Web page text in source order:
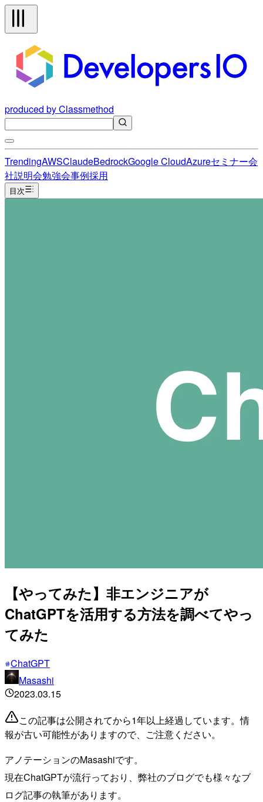
produced by Classmethod
TrendingAWSClaudeBedrockGoogle CloudAzureセミナー会
社説明会勉強会事例採用
目次
【やってみた】非エンジニアが
ChatGPTを活用する方法を調べてやっ
てみた
ChatGPT
Masashi
2023.03.15
この記事は公開されてから1年以上経過しています。情
報が古い可能性がありますので、ご注意ください。
アノテーションのMasashiです。
現在ChatGPTが流行っており、弊社のブログでも様々なブ
ログ記事の執筆があります。